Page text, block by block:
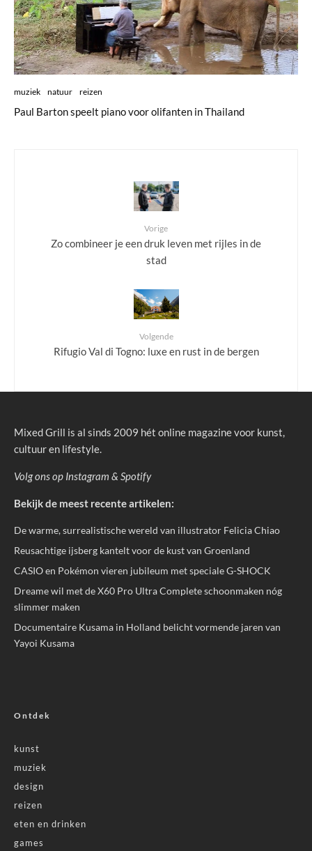
muziek natuur reizen
Paul Barton speelt piano voor olifanten in Thailand
Vorige
Zo combineer je een druk leven met rijles in de
stad
Volgende
Rifugio Val di Togno: luxe en rust in de bergen
Mixed Grill is al sinds 2009 hét online magazine voor kunst,
cultuur en lifestyle.
Volg ons op Instagram & Spotify
Bekijk de meest recente artikelen:
De warme, surrealistische wereld van illustrator Felicia Chiao
Reusachtige ijsberg kantelt voor de kust van Groenland
CASIO en Pokémon vieren jubileum met speciale G-SHOCK
Dreame wil met de X60 Pro Ultra Complete schoonmaken nóg
slimmer maken
Documentaire Kusama in Holland belicht vormende jaren van
Yayoi Kusama
Ontdek
kunst
muziek
design
reizen
eten en drinken
games